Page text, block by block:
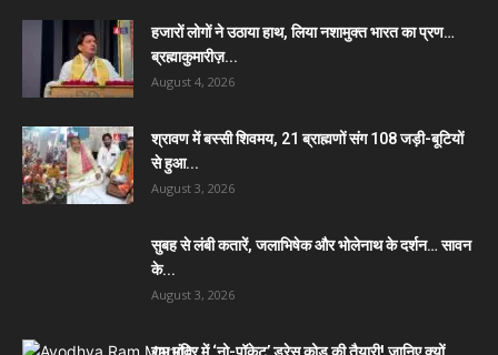
हजारों लोगों ने उठाया हाथ, लिया नशामुक्त भारत का प्रण…
ब्रह्माकुमारीज़...
August 4, 2026
श्रावण में बस्सी शिवमय, 21 ब्राह्मणों संग 108 जड़ी-बूटियों
से हुआ...
August 3, 2026
सुबह से लंबी कतारें, जलाभिषेक और भोलेनाथ के दर्शन… सावन
के...
August 3, 2026
राम मंदिर में ‘नो-पॉकेट’ ड्रेस कोड की तैयारी! जानिए क्यों